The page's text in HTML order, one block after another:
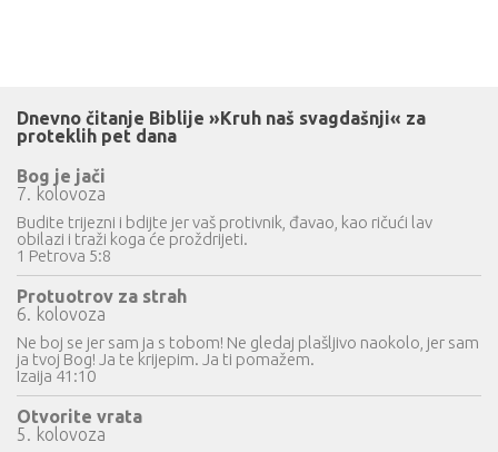
Dnevno čitanje Biblije »Kruh naš svagdašnji« za
proteklih pet dana
Bog je jači
7. kolovoza
Budite trijezni i bdijte jer vaš protivnik, đavao, kao ričući lav
obilazi i traži koga će proždrijeti.
1 Petrova 5:8
Protuotrov za strah
6. kolovoza
Ne boj se jer sam ja s tobom! Ne gledaj plašljivo naokolo, jer sam
ja tvoj Bog! Ja te krijepim. Ja ti pomažem.
Izaija 41:10
Otvorite vrata
5. kolovoza